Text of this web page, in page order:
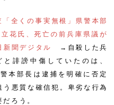
全くの事実無根」県警本部
立花氏、死亡の前兵庫県議が
新聞デジタル
→自殺した兵
誹謗中傷していたのは、
本部長は逮捕を明確に否定
悪質な確信犯。卑劣な行為
ろう。